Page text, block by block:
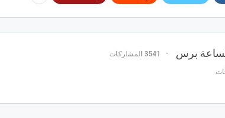
برس 3541 المشاركات